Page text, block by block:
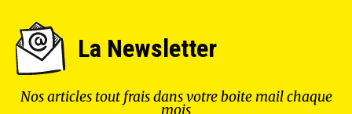
La Newsletter
Nos articles tout frais dans votre boite mail chaque
mois